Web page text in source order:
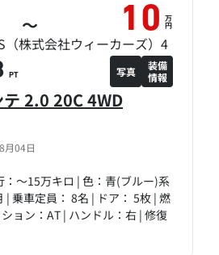
月04日
2.0 20C 4WD
：～15万キロ | 色：青(ブルー)系
| 乗車定員： 8名 | ドア： 5枚 | 燃
ョン：AT | ハンドル：右 | 修復
～ 10 万
円
（株式会社ウィーカーズ）4
PT 写真
装備
情報